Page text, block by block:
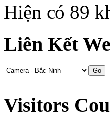
Hiện có 89
Liên Kết
Visitors